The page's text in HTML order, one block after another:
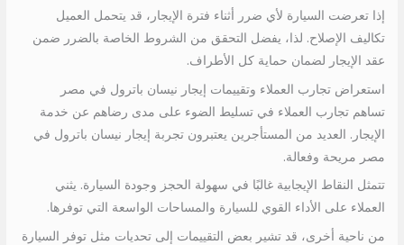
إذا تعرضت السيارة لأي ضرر أثناء فترة الإيجار، قد يتحمل العميل
تكاليف الإصلاح. لذا، يفضل التحقق من الشروط الخاصة بالضرر ضمن
عقد الإيجار لضمان حماية كل الأطراف.
استعراض تجارب العملاء وتقييمات إيجار نيسان باترول في مصر
تساهم تجارب العملاء في تسليط الضوء على مدى رضاهم عن خدمة
الإيجار. العديد من المستأجرين يعتبرون تجربة إيجار نيسان باترول في
مصر مريحة وفعالة.
تتمثل النقاط الإيجابية غالبًا في سهولة الحجز وجودة السيارة. يثني
العملاء على الأداء القوي للسيارة والمساحات الواسعة التي توفرها.
من ناحية أخرى، قد تشير بعض التقييمات إلى تحديات مثل توفر السيارة